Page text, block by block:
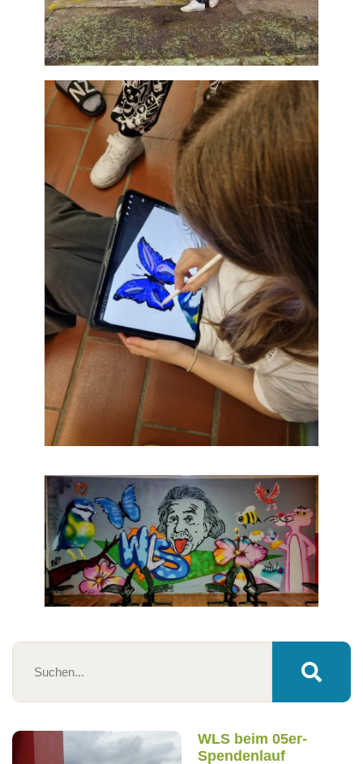
WLS beim 05er-
Spendenlauf